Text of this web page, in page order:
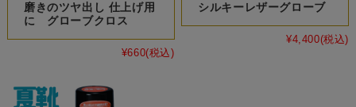
磨きのツヤ出し 仕上げ用
に グローブクロス
¥660(税込)
シルキーレザーグローブ
¥4,400(税込)